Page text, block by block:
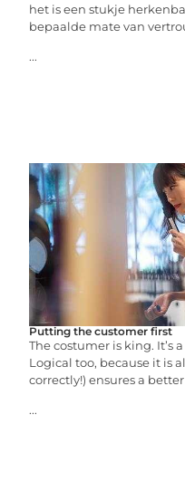
het is een stukje
bepaalde mate van
...
Putting the customer first
The costumer is king. It’s
Logical too, because it is
correctly!) ensures a better
...